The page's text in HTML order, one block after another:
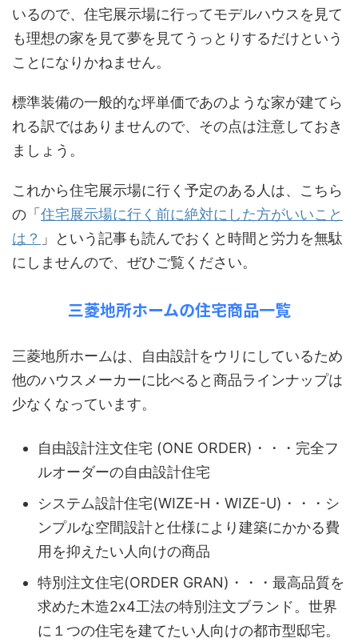
いるので、住宅展示場に行ってモデルハウスを見て
も理想の家を見て夢を見てうっとりするだけという
ことになりかねません。
標準装備の一般的な坪単価であのような家が建てら
れる訳ではありませんので、その点は注意しておき
ましょう。
これから住宅展示場に行く予定のある人は、こちら
の「 住宅展示場に行く前に絶対にした方がいいこと
は？ 」という記事も読んでおくと時間と労力を無駄
にしませんので、ぜひご覧ください。
三菱地所ホームの住宅商品一覧
三菱地所ホームは、自由設計をウリにしているため
他のハウスメーカーに比べると商品ラインナップは
少なくなっています。
自由設計注文住宅 (ONE ORDER)・・・完全フ
ルオーダーの自由設計住宅
システム設計住宅(WIZE-H・WIZE-U)・・・シ
ンプルな空間設計と仕様により建築にかかる費
用を抑えたい人向けの商品
特別注文住宅(ORDER GRAN)・・・最高品質を
求めた木造2x4工法の特別注文ブランド。世界
に１つの住宅を建てたい人向けの都市型邸宅。